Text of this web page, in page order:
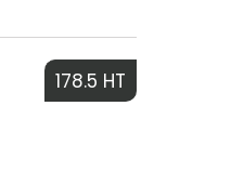
178.5 HT